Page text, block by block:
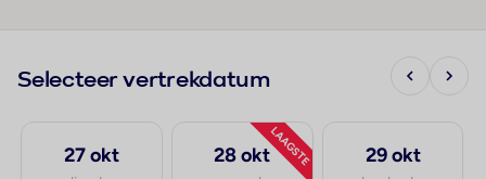
Selecteer vertrekdatum
27 okt LAAGSTE
28 okt 29 okt